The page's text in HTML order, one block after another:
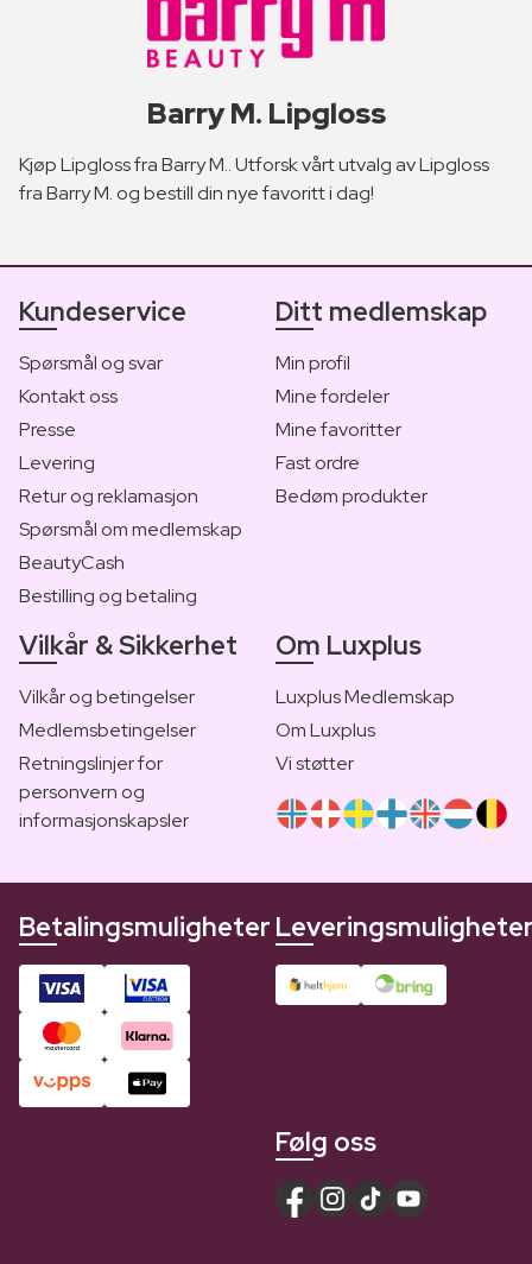
Barry M. Lipgloss
Kjøp Lipgloss fra Barry M.. Utforsk vårt utvalg av Lipgloss
fra Barry M. og bestill din nye favoritt i dag!
Kundeservice
Spørsmål og svar
Kontakt oss
Presse
Levering
Retur og reklamasjon
Spørsmål om medlemskap
BeautyCash
Bestilling og betaling
Ditt medlemskap
Min profil
Mine fordeler
Mine favoritter
Fast ordre
Bedøm produkter
Vilkår & Sikkerhet
Vilkår og betingelser
Medlemsbetingelser
Retningslinjer for
personvern og
informasjonskapsler
Om Luxplus
Luxplus Medlemskap
Om Luxplus
Vi støtter
Betalingsmuligheter
Følg oss